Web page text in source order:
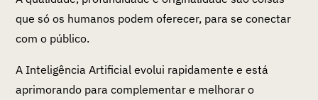
que só os humanos podem oferecer, para se conectar
com o público.
A Inteligência Artificial evolui rapidamente e está
aprimorando para complementar e melhorar o